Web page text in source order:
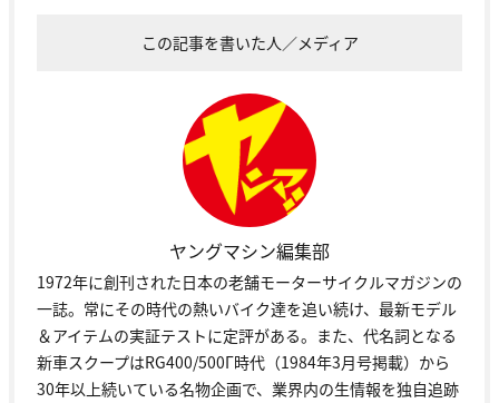
この記事を書いた人／メディア
ヤングマシン編集部
1972年に創刊された日本の老舗モーターサイクルマガジンの
一誌。常にその時代の熱いバイク達を追い続け、最新モデル
＆アイテムの実証テストに定評がある。また、代名詞となる
新車スクープはRG400/500Γ時代（1984年3月号掲載）から
30年以上続いている名物企画で、業界内の生情報を独自追跡